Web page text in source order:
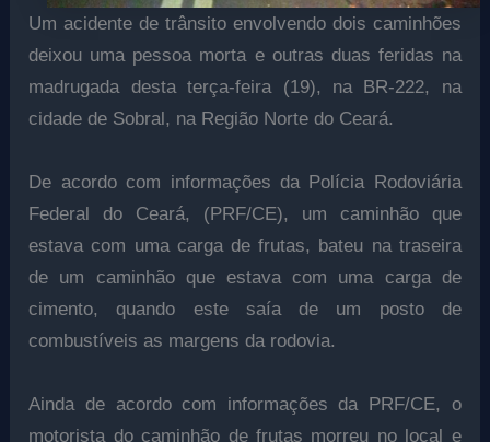
Um acidente de trânsito envolvendo dois caminhões
deixou uma pessoa morta e outras duas feridas na
madrugada desta terça-feira (19), na BR-222, na
cidade de Sobral, na Região Norte do Ceará.
De acordo com informações da Polícia Rodoviária
Federal do Ceará, (PRF/CE), um caminhão que
estava com uma carga de frutas, bateu na traseira
de um caminhão que estava com uma carga de
cimento, quando este saía de um posto de
combustíveis as margens da rodovia.
Ainda de acordo com informações da PRF/CE, o
motorista do caminhão de frutas morreu no local e